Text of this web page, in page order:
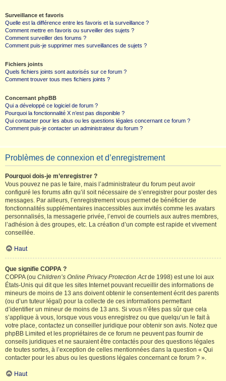
Surveillance et favoris
Quelle est la différence entre les favoris et la surveillance ?
Comment mettre en favoris ou surveiller des sujets ?
Comment surveiller des forums ?
Comment puis-je supprimer mes surveillances de sujets ?
Fichiers joints
Quels fichiers joints sont autorisés sur ce forum ?
Comment trouver tous mes fichiers joints ?
Concernant phpBB
Qui a développé ce logiciel de forum ?
Pourquoi la fonctionnalité X n’est pas disponible ?
Qui contacter pour les abus ou les questions légales concernant ce forum ?
Comment puis-je contacter un administrateur du forum ?
Problèmes de connexion et d’enregistrement
Pourquoi dois-je m’enregistrer ?
Vous pouvez ne pas le faire, mais l’administrateur du forum peut avoir
configuré les forums afin qu’il soit nécessaire de s’enregistrer pour poster des
messages. Par ailleurs, l’enregistrement vous permet de bénéficier de
fonctionnalités supplémentaires inaccessibles aux invités comme les avatars
personnalisés, la messagerie privée, l’envoi de courriels aux autres membres,
l’adhésion à des groupes, etc. La création d’un compte est rapide et vivement
conseillée.
Haut
Que signifie COPPA ?
COPPA (ou Children’s Online Privacy Protection Actde 1998) est une loi aux
États-Unis qui dit que les sites Internet pouvant recueillir des informations de
mineurs de moins de 13 ans doivent obtenir le consentement écrit des parents
(ou d’un tuteur légal) pour la collecte de ces informations permettant
d’identifier un mineur de moins de 13 ans. Si vous n’êtes pas sûr que cela
s’applique à vous, lorsque vous vous enregistrez ou que quelqu’un le fait à
votre place, contactez un conseiller juridique pour obtenir son avis. Notez que
phpBB Limited et les propriétaires de ce forum ne peuvent pas fournir de
conseils juridiques et ne sauraient être contactés pour des questions légales
de toutes sortes, à l’exception de celles mentionnées dans la question « Qui
contacter pour les abus ou les questions légales concernant ce forum ? ».
Haut